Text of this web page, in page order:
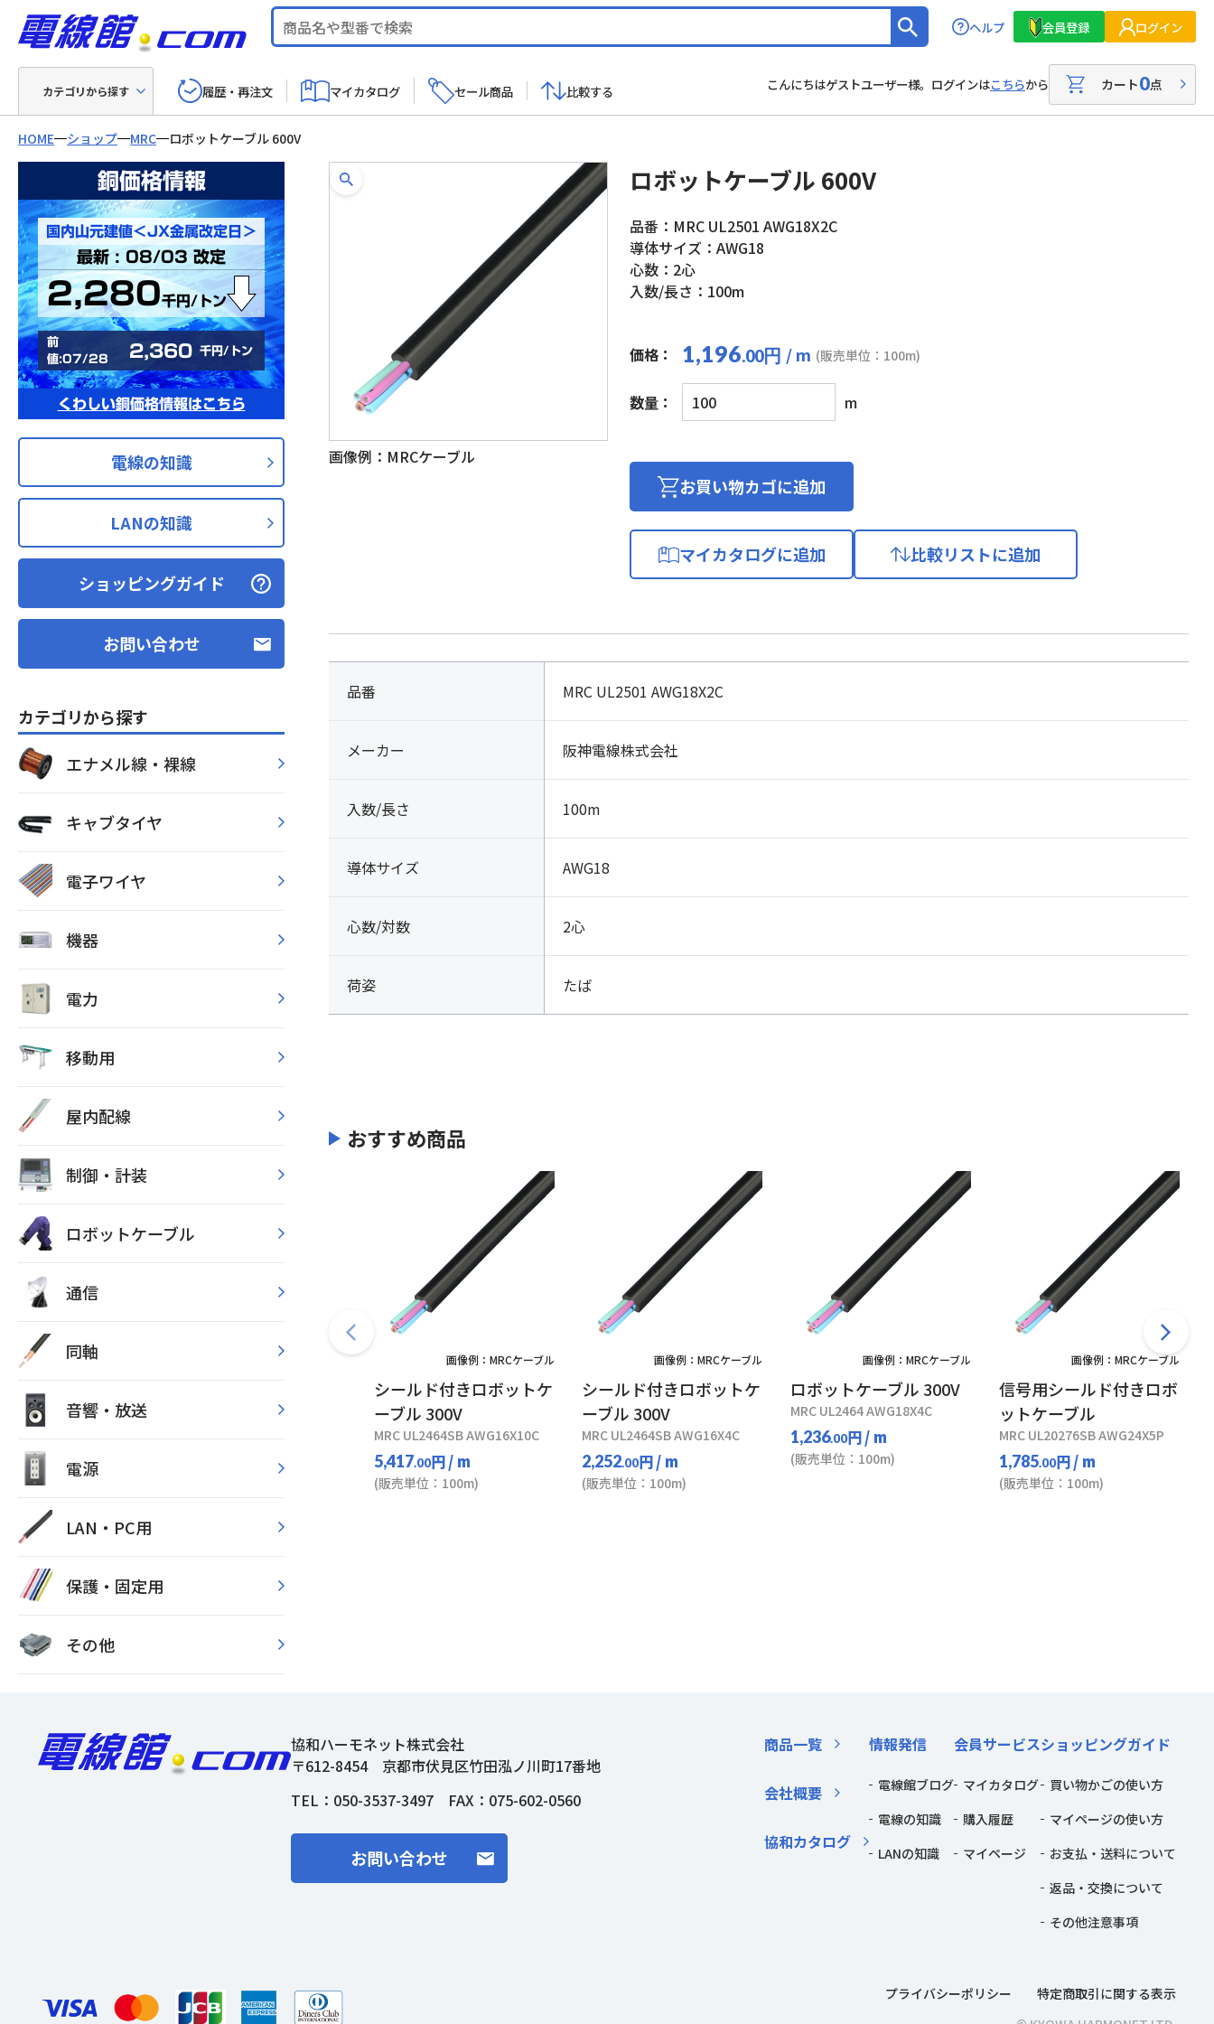
ヘルプ 会員登録 ログイン
カテゴリから探す 履歴・再注文 マイカタログ セール商品 比較する こんにちはゲストユーザー様。ログインはこちらから カート0点
HOME ショップ MRC ロボットケーブル 600V
銅価格情報
国内山元建値＜JX金属改定日＞
最新 : 08/03 改定
2,280千円/トン
前
値:07/28
2,360 千円/トン
くわしい銅価格情報はこちら
電線の知識
LANの知識
ショッピングガイド
お問い合わせ
カテゴリから探す
エナメル線・裸線
キャブタイヤ
電子ワイヤ
機器
電力
移動用
屋内配線
制御・計装
ロボットケーブル
通信
同軸
音響・放送
電源
LAN・PC用
保護・固定用
その他
画像例：MRCケーブル
ロボットケーブル 600V
品番：MRC UL2501 AWG18X2C
導体サイズ：AWG18
心数：2心
入数/長さ：100m
価格： 1,196.00円 / m (販売単位：100m)
数量：
ロ
ボ
ト
600V
m
お買い物カゴに追加
マイカタログに追加 比較リストに追加
品番 MRC UL2501 AWG18X2C
メーカー 阪神電線株式会社
入数/長さ 100m
導体サイズ AWG18
心数/対数 2心
荷姿 たば
おすすめ商品
画像例：MRCケーブル
シールド付きロボットケ
ーブル 300V
MRC UL2464SB AWG16X10C
5,417.00円/ m
(販売単位：100m)
画像例：MRCケーブル
シールド付きロボットケ
ーブル 300V
MRC UL2464SB AWG16X4C
2,252.00円/ m
(販売単位：100m)
画像例：MRCケーブル
ロボットケーブル 300V
MRC UL2464 AWG18X4C
1,236.00円/ m
(販売単位：100m)
画像例：MRCケーブル
信号用シールド付きロボ
ットケーブル
MRC UL20276SB AWG24X5P
1,785.00円/ m
(販売単位：100m)
協和ハーモネット株式会社
〒612-8454 京都市伏見区竹田泓ノ川町17番地
TEL： 050-3537-3497 FAX：075-602-0560
お問い合わせ
商品一覧
会社概要
協和カタログ
情報発信
電線館ブログ
電線の知識
LANの知識
会員サービス
マイカタログ
購入履歴
マイページ
ショッピングガイド
買い物かごの使い方
マイページの使い方
お支払・送料について
返品・交換について
その他注意事項
プライバシーポリシー
特定商取引に関する表示